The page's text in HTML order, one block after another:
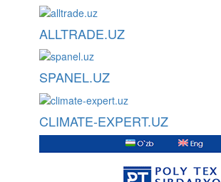
ALLTRADE.UZ
SPANEL.UZ
CLIMATE-EXPERT.UZ